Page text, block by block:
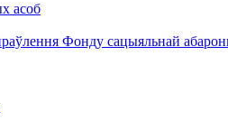
асоб
Фонду сацыяльнай